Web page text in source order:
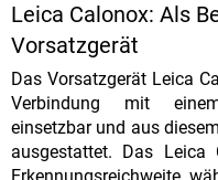
Leica Calonox: Als
Vorsatzgerät
Das Vorsatzgerät Leica
Verbindung mit
einsetzbar und aus
ausgestattet. Das Leica